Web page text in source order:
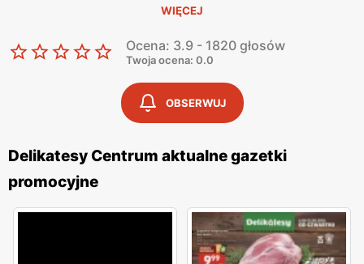
należy do Grupy Eurocash. Posiada ponad 1000 sklepów
nowe. Jej głównym celem jest oferowanie Tobie dobrej
cenach. Placówki handlowe znajdują się bardzo blisko
osiedli mieszkaniowych, tak abyś miał możliwość zrobienia
rzeczowym podejściem do klienta oraz korzystają ze
sprawdzonych dostawców, a personelowi nie schodzi
uśmiech z twarzy, dzięki czemu w sklepie panuje miła
atmosfera. Asortyment sklepu jest dobrze rozmieszczony,
toteż nie będziesz miał problemu z odszukaniem
WIĘCEJ
Ocena: 3.9 - 1820 głosów
Twoja ocena: 0.0
OBSERWUJ
Delikatesy Centrum aktualne gazetki
promocyjne